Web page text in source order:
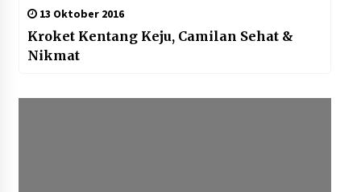
13 Oktober 2016
Kroket Kentang Keju, Camilan Sehat &
Nikmat